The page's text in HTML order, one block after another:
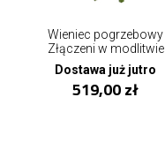
Wieniec pogrzebowy
Złączeni w modlitwie
Dostawa już jutro
519,00 zł